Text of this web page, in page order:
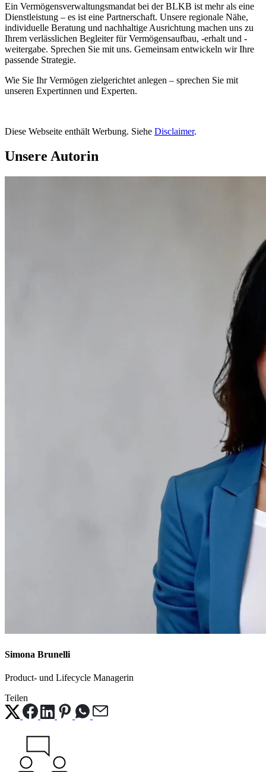
Ein Vermögensverwaltungsmandat bei der BLKB ist mehr als eine
Dienstleistung – es ist eine Partnerschaft. Unsere regionale Nähe,
individuelle Beratung und nachhaltige Ausrichtung machen uns zu
Ihrem verlässlichen Begleiter für Vermögensaufbau, -erhalt und -
weitergabe. Sprechen Sie mit uns. Gemeinsam entwickeln wir Ihre
passende Strategie.
Wie Sie Ihr Vermögen zielgerichtet anlegen – sprechen Sie mit
unseren Expertinnen und Experten.
Diese Webseite enthält Werbung. Siehe Disclaimer.
Unsere Autorin
Simona Brunelli
Product- und Lifecycle Managerin
Teilen